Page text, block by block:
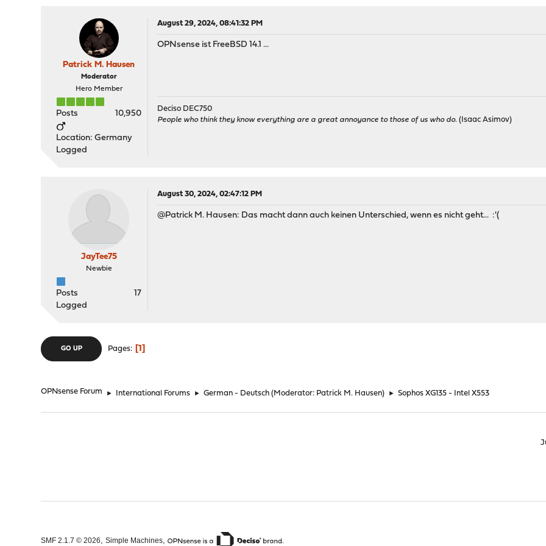
Patrick M. Hausen
Moderator
Hero Member
Posts 10,950
Location: Germany
Logged
August 29, 2024, 08:41:32 PM
OPNsense ist FreeBSD 14.1 ...
Deciso DEC750
People who think they know everything are a great annoyance to those of us who do. (Isaac Asimov)
JayTee75
Newbie
Posts
17
Logged
August 30, 2024, 02:47:12 PM
@Patrick M. Hausen: Das macht dann auch keinen Unterschied, wenn es nicht geht... :'(
GO UP Pages 1
OPNsense Forum ► International Forums ► German - Deutsch (Moderator: Patrick M. Hausen) ► Sophos XG135 - Intel X553
SMF 2.1.7 © 2026,Simple Machines,